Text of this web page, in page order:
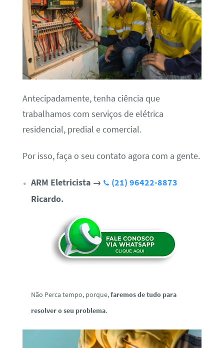
Antecipadamente, tenha ciência que
trabalhamos com serviços de elétrica
residencial, predial e comercial.
Por isso, faça o seu contato agora com a gente.
ARM Eletricista →
(21) 96422-8873
Ricardo.
Não Perca tempo, porque,faremos de tudo para
resolver o seu problema.